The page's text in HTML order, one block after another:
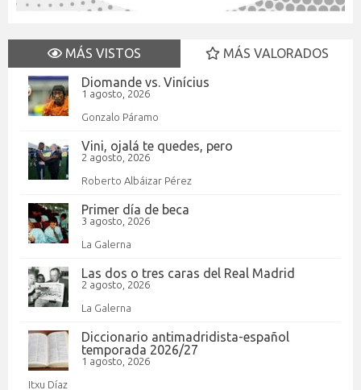
MÁS VISTOS
MÁS VALORADOS
Diomande vs. Vinícius
1 agosto, 2026
Gonzalo Páramo
Vini, ojalá te quedes, pero
2 agosto, 2026
Roberto Albáizar Pérez
Primer día de beca
3 agosto, 2026
La Galerna
Las dos o tres caras del Real Madrid
2 agosto, 2026
La Galerna
Diccionario antimadridista-español
temporada 2026/27
1 agosto, 2026
Itxu Díaz